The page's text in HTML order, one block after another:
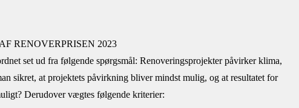
RENOVERPRISEN 2023
set ud fra følgende spørgsmål: Renoveringsprojekter påvirker klima,
sikret, at projektets påvirkning bliver mindst mulig, og at resultatet for
Derudover vægtes følgende kriterier: